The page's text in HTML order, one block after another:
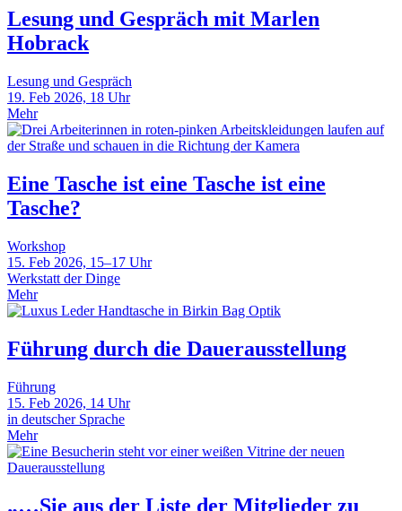
Lesung und Gespräch mit Marlen
Hobrack
Lesung und Gespräch
19. Feb 2026, 18 Uhr
Mehr
Eine Tasche ist eine Tasche ist eine
Tasche?
Workshop
15. Feb 2026, 15–17 Uhr
Werkstatt der Dinge
Mehr
Führung durch die Dauerausstellung
Führung
15. Feb 2026, 14 Uhr
in deutscher Sprache
Mehr
„…Sie aus der Liste der Mitglieder zu